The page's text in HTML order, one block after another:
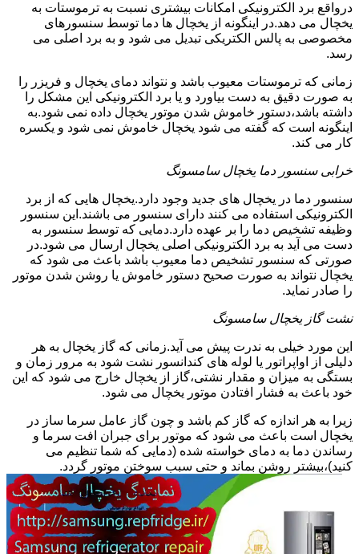
درواقع برد الکترونیکی امکانات بیشتری نسبت به ترموستات به
یخچال می دهد.در اینگونه از یخچال ها دما توسط سنسورهای
مخصوصی به پالس الکتریکی تبدیل می شود و به برد اصلی می
رسد.
زمانی که ترموستات معیوب باشد و نتواند دمای یخچال و فریزر را
به صورت دقیق به دست بیاورد و یا برد الکترونیکی این مشکل را
داشته باشد،دستور خاموش شدن موتور یخچال داده نمی شود.به
اینگونه است که گفته می شود یخچال خاموش نمی شود و یکسره
کار می کند.
خرابی سنسور دما یخچال سامسونگ
سنسور دما در یخچال های جدید وجود دارد.یخچال هایی که از برد
الکترونیکی استفاده می کنند دارای سنسور می باشند.این سنسور
وظیفه تشخیص دما را بر عهده دارد.دمایی که توسط سنسور به
دست می آید به برد الکترونیکی اصلی یخچال ارسال می شود.در
صورتی که سنسور تشخیص دما معیوب باشد باعث می شود که
یخچال نتواند به صورت صحیح دستور خاموش یا روشن شدن موتور
را صادر نماید.
نشت گاز یخچال سامسونگ
این مورد خیلی به ندرت پیش می آید.زمانی که گاز یخچال به هر
دلیلی از اواپراتور یا لوله های کندانسور نشت شود به مرور زمان و
بستگی به میزان و مقدار نشتی،گاز از یخچال خارج می شود که این
خود باعث به فشار افتادن موتور یخچال می شود.
زیرا به هر اندازه که گاز کم باشد و چون گاز عامل سرما ساز در
یخچال است باعث می شود که موتور برای جبران افت سرما و
رساندن دما به دمای خواسته شده (دمایی که شما تنظیم می
کنید)،بیشتر روشن بماند و حتی سبب سوختن موتور گردد.